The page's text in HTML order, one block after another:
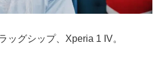
ッグシップ、Xperia 1 IV。